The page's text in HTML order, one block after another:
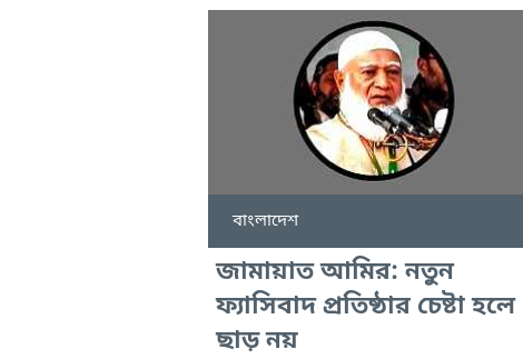
বাংলাদেশ
জামায়াত আমির: নতুন
ফ্যাসিবাদ প্রতিষ্ঠার চেষ্টা হলে
ছাড় নয়